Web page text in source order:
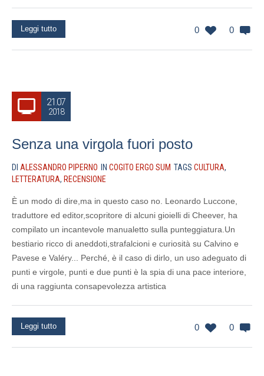
0 0
Leggi tutto
21.07
2018
Senza una virgola fuori posto
DI ALESSANDRO PIPERNO IN COGITO ERGO SUM TAGS CULTURA,
LETTERATURA, RECENSIONE
È un modo di dire,ma in questo caso no. Leonardo Luccone,
traduttore ed editor,scopritore di alcuni gioielli di Cheever, ha
compilato un incantevole manualetto sulla punteggiatura.Un
bestiario ricco di aneddoti,strafalcioni e curiosità su Calvino e
Pavese e Valéry... Perché, è il caso di dirlo, un uso adeguato di
punti e virgole, punti e due punti è la spia di una pace interiore,
di una raggiunta consapevolezza artistica
0 0
Leggi tutto